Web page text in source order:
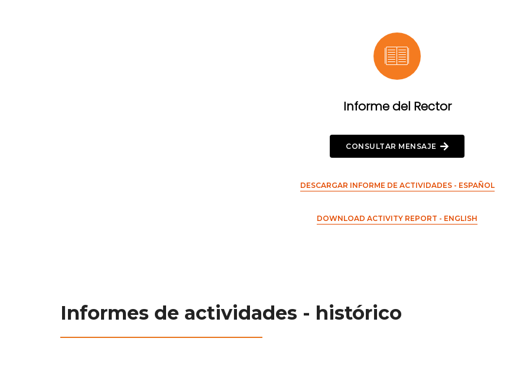
Informe del Rector
CONSULTAR MENSAJE
DESCARGAR INFORME DE ACTIVIDADES - ESPAÑOL
DOWNLOAD ACTIVITY REPORT - ENGLISH
Informes de actividades - histórico